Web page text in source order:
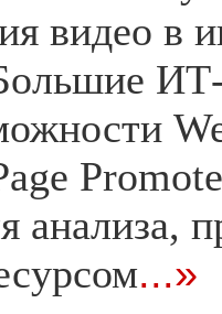
видео в
анализа,
...»